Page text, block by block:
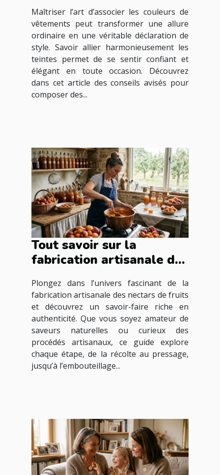
harmonie parfaite ?
Maîtriser l’art d’associer les couleurs de
vêtements peut transformer une allure
ordinaire en une véritable déclaration de
style. Savoir allier harmonieusement les
teintes permet de se sentir confiant et
élégant en toute occasion. Découvrez
dans cet article des conseils avisés pour
composer des...
Tout savoir sur la
fabrication artisanale des
Plongez dans l’univers fascinant de la
fabrication artisanale des nectars de fruits
et découvrez un savoir-faire riche en
authenticité. Que vous soyez amateur de
saveurs naturelles ou curieux des
procédés artisanaux, ce guide explore
chaque étape, de la récolte au pressage,
jusqu’à l’embouteillage...